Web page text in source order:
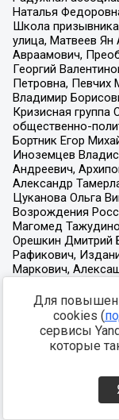
Для
cookies (
сервисы
которые